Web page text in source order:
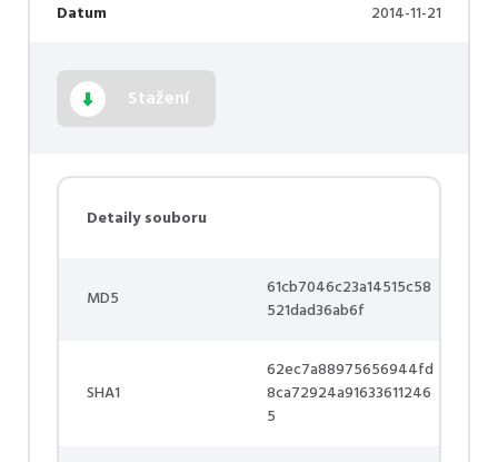
Datum 2014-11-21
Stažení
Detaily souboru
MD5
61cb7046c23a14515c58
521dad36ab6f
SHA1
62ec7a88975656944fd
8ca72924a91633611246
5